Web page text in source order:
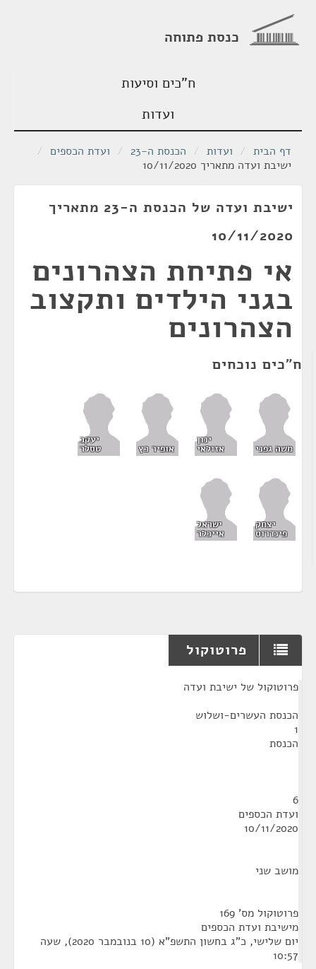
כנסת פתוחה
ח"כים וסיעות
ועדות
דף הבית / ועדות / הכנסת ה-23 / ועדת הכספים /
ישיבת ועדה מתאריך 10/11/2020
ישיבת ועדה של הכנסת ה-23 מתאריך
10/11/2020
אי פתיחת הצהרונים
בגני הילדים ותקצוב
הצהרונים
ח"כים נוכחים
משה גפני
ינון
אזולאי אופיר כץ
יעקב
טסלר
יצחק
פינדרוס
ישראל
אייכלר
פרוטוקול
פרוטוקול של ישיבת ועדה
הכנסת העשרים-ושלוש
1
הכנסת
6
ועדת הכספים
10/11/2020
מושב שני
פרוטוקול מס' 169
מישיבת ועדת הכספים
יום שלישי, כ"ג בחשון התשפ"א (10 בנובמבר 2020), שעה
10:57